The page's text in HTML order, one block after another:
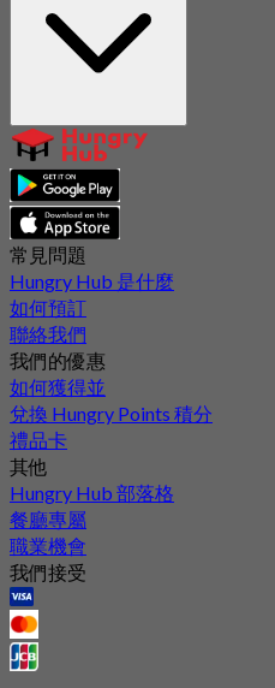
常見問題
Hungry Hub 是什麼
如何預訂
聯絡我們
我們的優惠
如何獲得並
兌換 Hungry Points 積分
禮品卡
其他
Hungry Hub 部落格
餐廳專屬
職業機會
我們接受